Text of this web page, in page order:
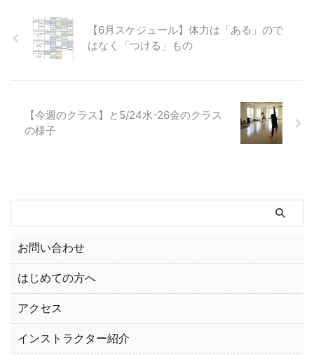
【6月スケジュール】体力は「ある」ので
はなく「つける」もの
【今週のクラス】と5/24水-26金のクラス
の様子
お問い合わせ
はじめての方へ
アクセス
インストラクター紹介